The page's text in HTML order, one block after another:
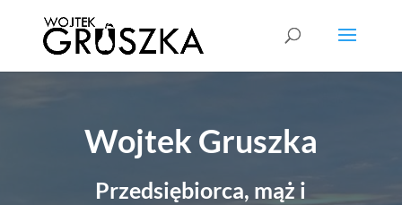
Wojtek Gruszka
Przedsiębiorca, mąż i